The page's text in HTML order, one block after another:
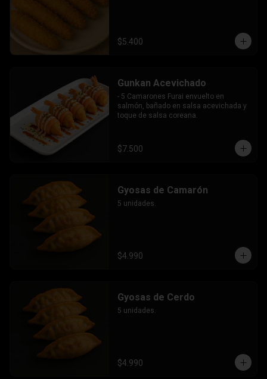
$5.400
Gunkan Acevichado
- 5 Camarones Furai envuelto en
salmón, bañado en salsa acevichada y
toque de salsa coreana.
$7.500
Gyosas de Camarón
5 unidades.
$4.990
Gyosas de Cerdo
5 unidades.
$4.990